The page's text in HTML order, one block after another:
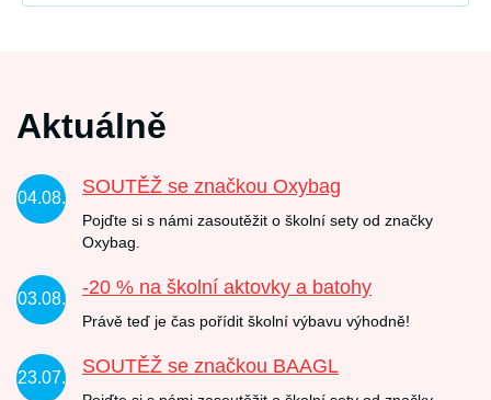
Aktuálně
04.08.
SOUTĚŽ se značkou Oxybag
Pojďte si s námi zasoutěžit o školní sety od značky
Oxybag.
03.08.
-20 % na školní aktovky a batohy
Právě teď je čas pořídit školní výbavu výhodně!
23.07.
SOUTĚŽ se značkou BAAGL